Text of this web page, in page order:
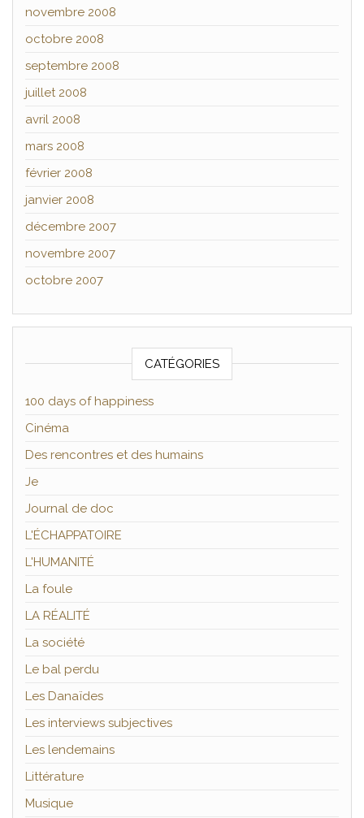
novembre 2008
octobre 2008
septembre 2008
juillet 2008
avril 2008
mars 2008
février 2008
janvier 2008
décembre 2007
novembre 2007
octobre 2007
CATÉGORIES
100 days of happiness
Cinéma
Des rencontres et des humains
Je
Journal de doc
L'ÉCHAPPATOIRE
L'HUMANITÉ
La foule
LA RÉALITÉ
La société
Le bal perdu
Les Danaïdes
Les interviews subjectives
Les lendemains
Littérature
Musique